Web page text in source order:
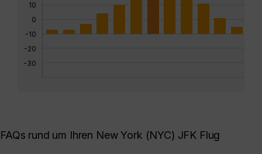
10
0
-10
-20
-30
FAQs rund um Ihren New York (NYC) JFK Flug